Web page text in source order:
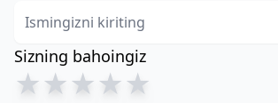
Sizning bahoingiz
★★★★★